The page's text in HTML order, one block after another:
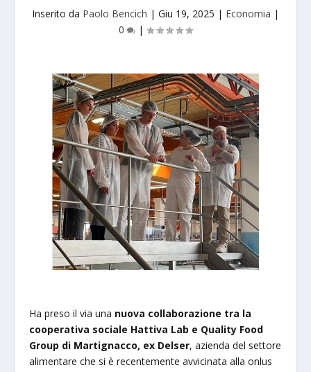
Inserito da Paolo Bencich | Giu 19, 2025 | Economia |
0
|
Ha preso il via una nuova collaborazione tra la
cooperativa sociale Hattiva Lab e Quality Food
Group di Martignacco, ex Delser, azienda del settore
alimentare che si è recentemente avvicinata alla onlus